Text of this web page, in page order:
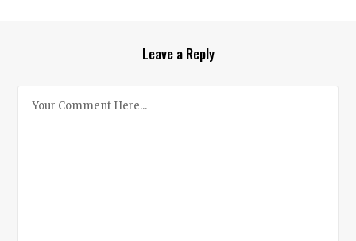
Leave a Reply